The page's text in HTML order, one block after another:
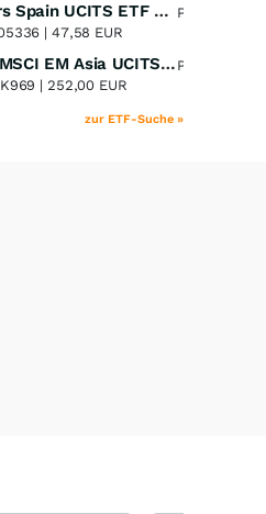
Xtrackers Spain UCITS ETF Distribution
| 47,58 EUR
Perf. 1 Jahr
iShares MSCI EM Asia UCITS ETF
| 252,00 EUR
Perf. 1 Jahr
zur ETF-Suche »